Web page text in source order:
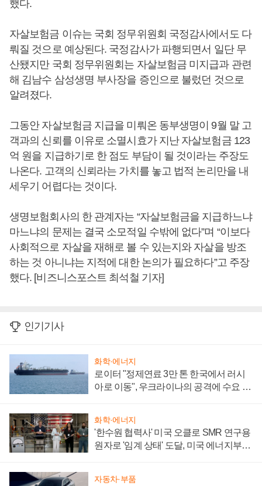
했다.
자살보험금 이슈는 국회 정무위원회 국정감사에서도 다
뤄질 것으로 예상된다. 국정감사가 파행되면서 일단 무
산됐지만 국회 정무위원회는 자살보험금 미지급과 관련
해 김남수 삼성생명 부사장을 증인으로 불렀던 것으로
알려졌다.
그동안 자살보험금 지급을 미뤄온 동부생명이 9월 말 고
객과의 신뢰를 이유로 소멸시효가 지난 자살보험금 123
억 원을 지급하기로 한 점도 부담이 될 것이라는 주장도
나온다. 고객의 신뢰라는 가치를 놓고 법적 논리만을 내
세우기 어렵다는 것이다.
생명보험회사의 한 관계자는 “자살보험금을 지급하느냐
마느냐의 문제는 결국 소모적일 수밖에 없다”며 “이보다
사회적으로 자살을 재해로 볼 수 있는지와 자살을 방조
하는 것 아니냐는 지적에 대한 논의가 필요하다”고 주장
했다. [비즈니스포스트 최석철 기자]
인기기사
화학·에너지
로이터 "정제연료 3만 톤 한국에서 러시
아로 이동", 우크라이나의 공격에 수요 늘
화학·에너지
'한수원 협력사' 미국 오클로 SMR 연구용
원자로 '임계 상태' 도달, 미국 에너지부
자동차·부품